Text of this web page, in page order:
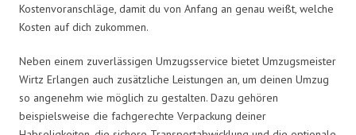
Kostenvoranschläge, damit du von Anfang an genau weißt, welche
Kosten auf dich zukommen.
Neben einem zuverlässigen Umzugsservice bietet Umzugsmeister
Wirtz Erlangen auch zusätzliche Leistungen an, um deinen Umzug
so angenehm wie möglich zu gestalten. Dazu gehören
beispielsweise die fachgerechte Verpackung deiner